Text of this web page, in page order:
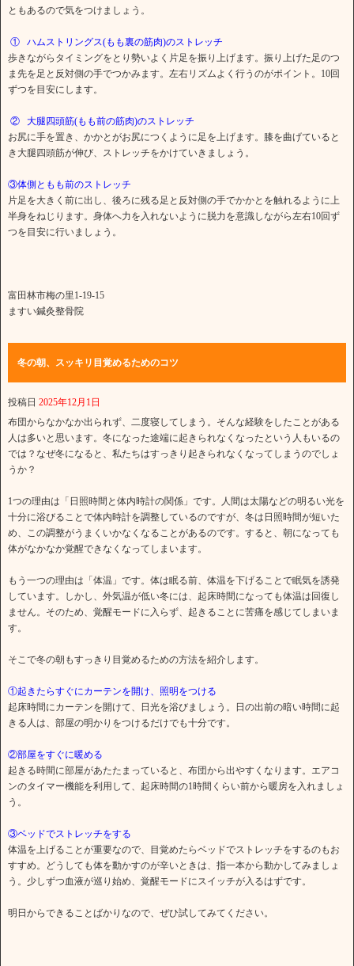
ともあるので気をつけましょう。
① ハムストリングス(もも裏の筋肉)のストレッチ
歩きながらタイミングをとり勢いよく片足を振り上げます。振り上げた足のつ
ま先を足と反対側の手でつかみます。左右リズムよく行うのがポイント。10回
ずつを目安にします。
② 大腿四頭筋(もも前の筋肉)のストレッチ
お尻に手を置き、かかとがお尻につくように足を上げます。膝を曲げていると
き大腿四頭筋が伸び、ストレッチをかけていきましょう。
③体側ともも前のストレッチ
片足を大きく前に出し、後ろに残る足と反対側の手でかかとを触れるように上
半身をねじります。身体へ力を入れないように脱力を意識しながら左右10回ず
つを目安に行いましょう。
富田林市梅の里1-19-15
ますい鍼灸整骨院
冬の朝、スッキリ目覚めるためのコツ
投稿日 2025年12月1日
布団からなかなか出られず、二度寝してしまう。そんな経験をしたことがある
人は多いと思います。冬になった途端に起きられなくなったという人もいるの
では？なぜ冬になると、私たちはすっきり起きられなくなってしまうのでしょ
うか？
1つの理由は「日照時間と体内時計の関係」です。人間は太陽などの明るい光を
十分に浴びることで体内時計を調整しているのですが、冬は日照時間が短いた
め、この調整がうまくいかなくなることがあるのです。すると、朝になっても
体がなかなか覚醒できなくなってしまいます。
もう一つの理由は「体温」です。体は眠る前、体温を下げることで眠気を誘発
しています。しかし、外気温が低い冬には、起床時間になっても体温は回復し
ません。そのため、覚醒モードに入らず、起きることに苦痛を感じてしまいま
す。
そこで冬の朝もすっきり目覚めるための方法を紹介します。
①起きたらすぐにカーテンを開け、照明をつける
起床時間にカーテンを開けて、日光を浴びましょう。日の出前の暗い時間に起
きる人は、部屋の明かりをつけるだけでも十分です。
②部屋をすぐに暖める
起きる時間に部屋があたたまっていると、布団から出やすくなります。エアコ
ンのタイマー機能を利用して、起床時間の1時間くらい前から暖房を入れましょ
う。
③ベッドでストレッチをする
体温を上げることが重要なので、目覚めたらベッドでストレッチをするのもお
すすめ。どうしても体を動かすのが辛いときは、指一本から動かしてみましょ
う。少しずつ血液が巡り始め、覚醒モードにスイッチが入るはずです。
明日からできることばかりなので、ぜひ試してみてください。